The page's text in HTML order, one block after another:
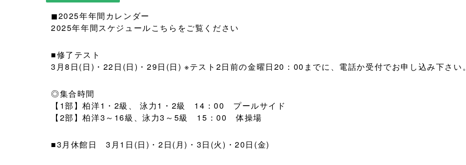
◼︎2025年年間カレンダー
2025年年間スケジュールこちらをご覧ください
■修了テスト
3月8日(日)・22日(日)・29日(日) ※テスト2日前の金曜日20：00までに、電話か受付でお申し込み下さい。
◎集合時間
【1部】柏洋1・2級、 泳力1・2級 14：00 プールサイド
【2部】柏洋3～16級、泳力3～5級 15：00 体操場
■3月休館日 3月1日(日)・2日(月)・3日(火)・20日(金)